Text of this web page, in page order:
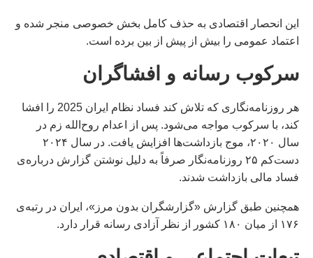
این انحصار اقتصادی به حذف کامل بخش خصوصی منجر شده و
اعتماد عمومی را بیش از پیش از بین برده است.
سرکوب رسانه و افشاگران
هر روزنامه‌نگاری که تلاش کند فساد نظام ایران 2025 را افشا
کند، با سرکوب مواجه می‌شود. پس از اعدام روح‌الله زم در
سال ۲۰۲۰، موج بازداشت‌ها افزایش یافت. در سال ۲۰۲۴
دست‌کم ۲۵ روزنامه‌نگار صرفاً به دلیل نوشتن گزارش درباره‌ی
فساد مالی بازداشت شدند.
همچنین طبق گزارش «گزارشگران بدون مرز»، ایران در رتبه‌ی
۱۷۶ از میان ۱۸۰ کشور از نظر آزادی رسانه قرار دارد.